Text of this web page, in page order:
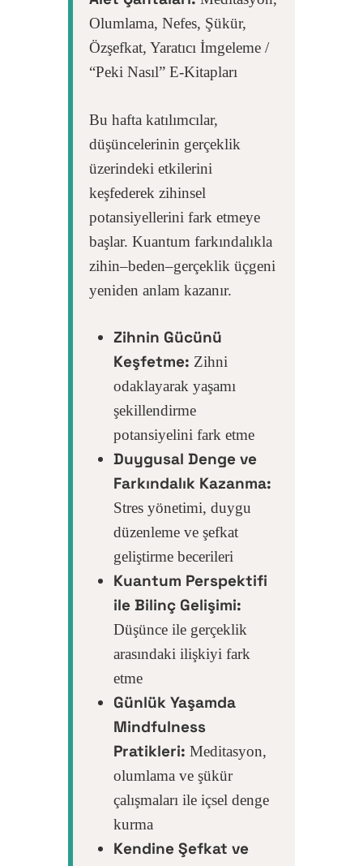
Olumlama, Nefes, Şükür,
Özşefkat, Yaratıcı İmgeleme /
“Peki Nasıl” E-Kitapları
Bu hafta katılımcılar,
düşüncelerinin gerçeklik
üzerindeki etkilerini
keşfederek zihinsel
potansiyellerini fark etmeye
başlar. Kuantum farkındalıkla
zihin–beden–gerçeklik üçgeni
yeniden anlam kazanır.
Zihnin Gücünü
Keşfetme: Zihni
odaklayarak yaşamı
şekillendirme
potansiyelini fark etme
Duygusal Denge ve
Farkındalık Kazanma:
Stres yönetimi, duygu
düzenleme ve şefkat
geliştirme becerileri
Kuantum Perspektifi
ile Bilinç Gelişimi:
Düşünce ile gerçeklik
arasındaki ilişkiyi fark
etme
Günlük Yaşamda
Mindfulness
Pratikleri: Meditasyon,
olumlama ve şükür
çalışmaları ile içsel denge
kurma
Kendine Şefkat ve